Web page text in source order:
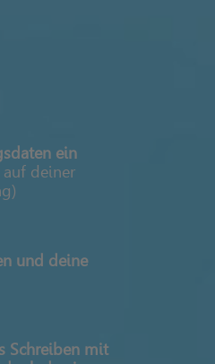
ein
deiner
und deine
Schreiben mit